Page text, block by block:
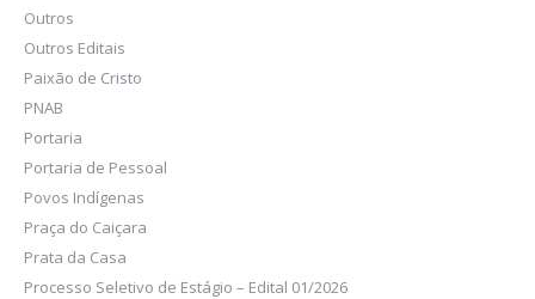
Outros
Outros Editais
Paixão de Cristo
PNAB
Portaria
Portaria de Pessoal
Povos Indígenas
Praça do Caiçara
Prata da Casa
Processo Seletivo de Estágio – Edital 01/2026